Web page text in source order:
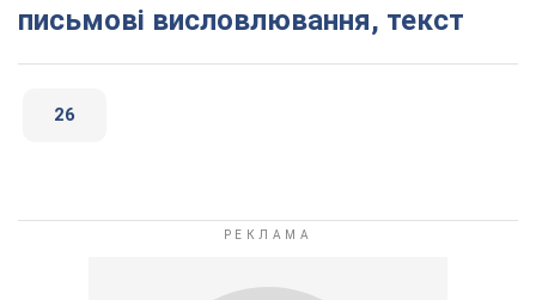
письмові висловлювання, текст
26